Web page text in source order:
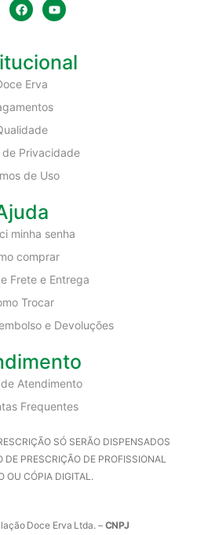
Erva
de Privacidade
de Uso
minha senha
comprar
Frete e Entrega
Trocar
e Devoluções
Atendimento
Frequentes
SÓ SERÃO DISPENSADOS
DE PRESCRIÇÃO DE PROFISSIONAL
OU CÓPIA DIGITAL.
Doce Erva Ltda. – CNPJ